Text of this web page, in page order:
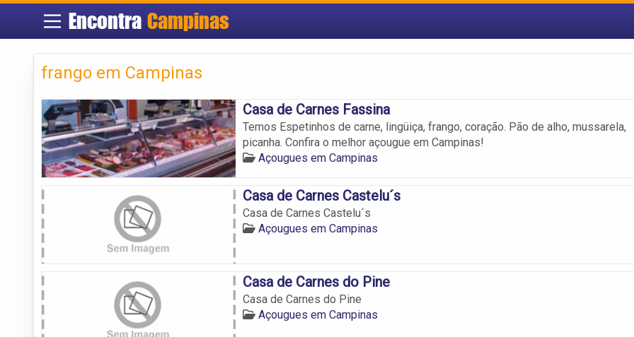
EncontraCampinas
frango em Campinas
Casa de Carnes Fassina
Temos Espetinhos de carne, lingüiça, frango, coração. Pão de alho, mussarela,
picanha. Confira o melhor açougue em Campinas!
Açougues em Campinas
Casa de Carnes Castelu´s
Casa de Carnes Castelu´s
Açougues em Campinas
Casa de Carnes do Pine
Casa de Carnes do Pine
Açougues em Campinas